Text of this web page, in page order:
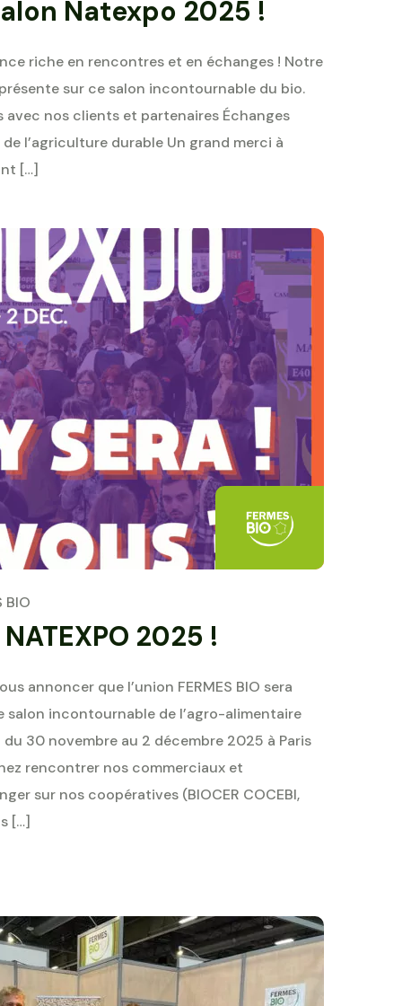
Natexpo 2025 !
riche en rencontres et en échanges ! Notre
sur ce salon incontournable du bio.
avec nos clients et partenaires Échanges
l’agriculture durable Un grand merci à
[…]
BIO
2025 !
annoncer que l’union FERMES BIO sera
salon incontournable de l’agro-alimentaire
30 novembre au 2 décembre 2025 à Paris
rencontrer nos commerciaux et
sur nos coopératives (BIOCER COCEBI,
[…]